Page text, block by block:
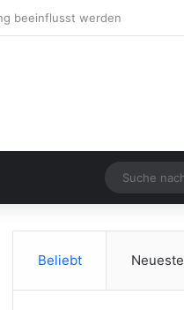
Beliebt Neueste